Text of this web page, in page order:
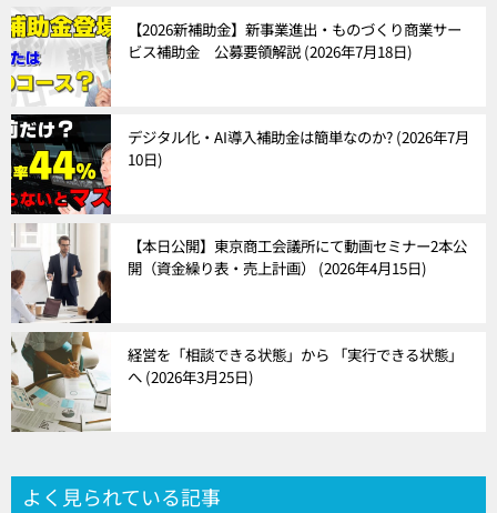
ョ
ン
【2026新補助金】新事業進出・ものづくり商業サー
ビス補助金 公募要領解説 2026年7月18日
デジタル化・AI導入補助金は簡単なのか? 2026年7月
10日
【本日公開】東京商工会議所にて動画セミナー2本公
開（資金繰り表・売上計画）
2026年4月15日
経営を「相談できる状態」から 「実行できる状態」
へ 2026年3月25日
よく見られている記事